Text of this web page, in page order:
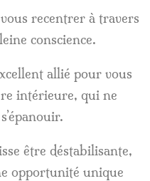
recentrer à travers
conscience.
allié pour vous
intérieure, qui ne
être déstabilisante,
opportunité unique